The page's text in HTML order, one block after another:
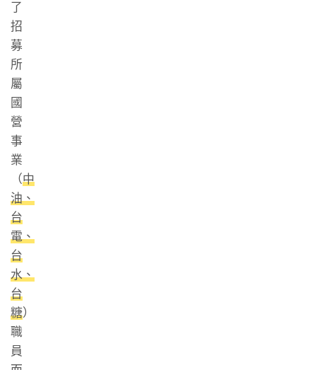
了
招
募
所
屬
國
營
事
業
（中
油、
台
電、
台
水、
台
糖）
職
員